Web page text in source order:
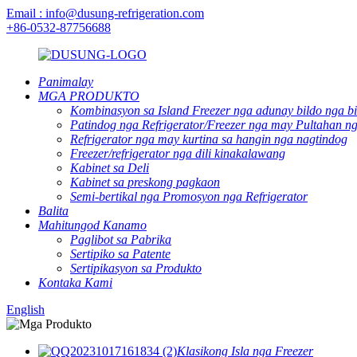
Email : info@dusung-refrigeration.com
+86-0532-87756688
Panimalay
MGA PRODUKTO
Kombinasyon sa Island Freezer nga adunay bildo nga
Patindog nga Refrigerator/Freezer nga may Pultahan
Refrigerator nga may kurtina sa hangin nga nagtindog
Freezer/refrigerator nga dili kinakalawang
Kabinet sa Deli
Kabinet sa preskong pagkaon
Semi-bertikal nga Promosyon nga Refrigerator
Balita
Mahitungod Kanamo
Paglibot sa Pabrika
Sertipiko sa Patente
Sertipikasyon sa Produkto
Kontaka Kami
English
Klasikong Isla nga Freezer